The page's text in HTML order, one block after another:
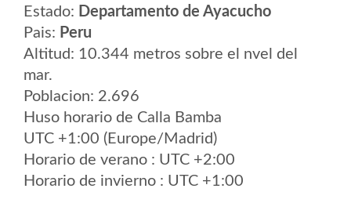
Estado: Departamento de Ayacucho
Pais: Peru
Altitud: 10.344 metros sobre el nvel del
mar.
Poblacion: 2.696
Huso horario de Calla Bamba
UTC +1:00 (Europe/Madrid)
Horario de verano : UTC +2:00
Horario de invierno : UTC +1:00